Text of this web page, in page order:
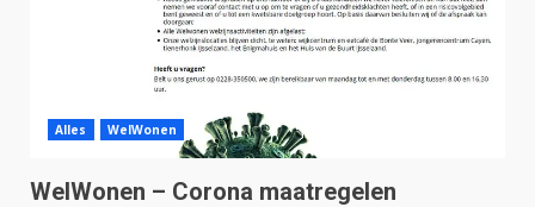
Alles WelWonen
WelWonen – Corona maatregelen